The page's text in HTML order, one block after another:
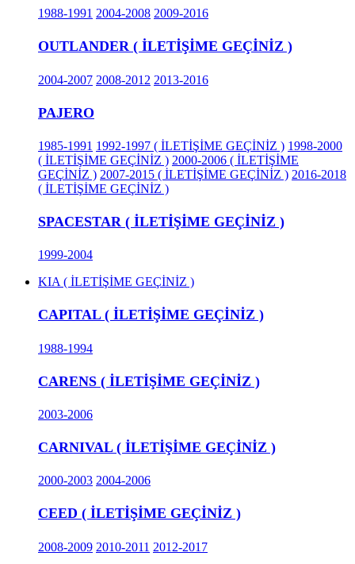
1988-1991 2004-2008 2009-2016
OUTLANDER ( İLETİŞİME GEÇİNİZ )
2004-2007 2008-2012 2013-2016
PAJERO
1985-1991 1992-1997 ( İLETİŞİME GEÇİNİZ ) 1998-2000
( İLETİŞİME GEÇİNİZ ) 2000-2006 ( İLETİŞİME
GEÇİNİZ ) 2007-2015 ( İLETİŞİME GEÇİNİZ ) 2016-2018
( İLETİŞİME GEÇİNİZ )
SPACESTAR ( İLETİŞİME GEÇİNİZ )
1999-2004
KIA ( İLETİŞİME GEÇİNİZ )
CAPITAL ( İLETİŞİME GEÇİNİZ )
1988-1994
CARENS ( İLETİŞİME GEÇİNİZ )
2003-2006
CARNIVAL ( İLETİŞİME GEÇİNİZ )
2000-2003 2004-2006
CEED ( İLETİŞİME GEÇİNİZ )
2008-2009 2010-2011 2012-2017